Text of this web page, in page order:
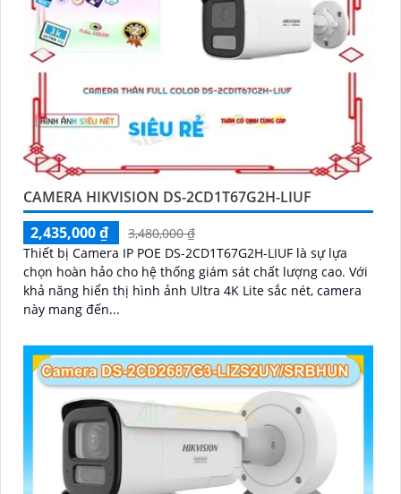
CAMERA HIKVISION DS-2CD1T67G2H-LIUF
2,435,000 ₫
3,480,000 ₫
Thiết bị Camera IP POE DS-2CD1T67G2H-LIUF là sự lựa
chọn hoàn hảo cho hệ thống giám sát chất lượng cao. Với
khả năng hiển thị hình ảnh Ultra 4K Lite sắc nét, camera
này mang đến...